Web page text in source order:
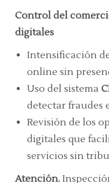
Control del
digitales
Intensificación
online sin
Uso del sistema
detectar fraudes
Revisión de los
digitales que
servicios sin
Atención.